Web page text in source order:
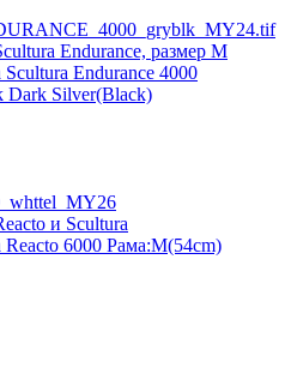
Endurance 4000
Dark Silver(Black)
6000 Рама:M(54cm)